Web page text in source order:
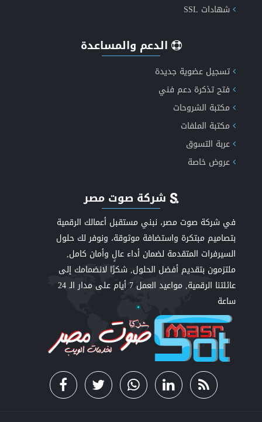
شهادات SSL
الدعم والمساعدة
تسجيل عضوية جديدة
فتح تذكرة دعم فني
مكتبة الشروحات
مكتبة الملفات
عربة التسوق
عروض خاصة
شركة صوت مصر
في شركة صوت مصر، نبني مستقبل أعمالك الرقمية
بتصاميم مبتكرة واستضافة موثوقة، ونوفر لك حلول
السيرفرات المتقدمة لضمان أداء عالٍ وأمان كامل,
ملتزمون بتقديم أفضل الحلول, شكرًا لانضمامك إلى
عائلتنا الرقمية, مواعيد العمل 7 أيام على مدار الـ 24
ساعة